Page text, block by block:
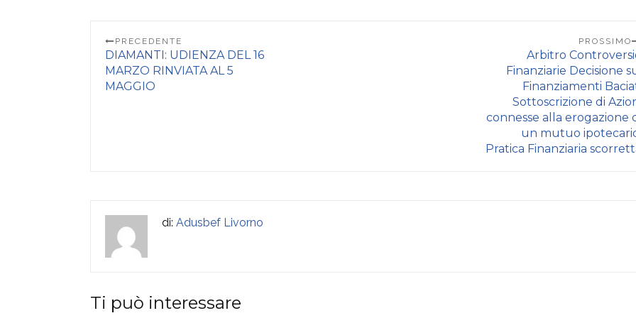
PRECEDENTE
DIAMANTI: UDIENZA DEL 16
MARZO RINVIATA AL 5
MAGGIO
PROSSIMO
Arbitro
Finanziarie Decisione
Finanziamenti
Sottoscrizione di
connesse alla erogazione
un mutuo
Pratica Finanziaria
di: Adusbef Livorno
Ti può interessare